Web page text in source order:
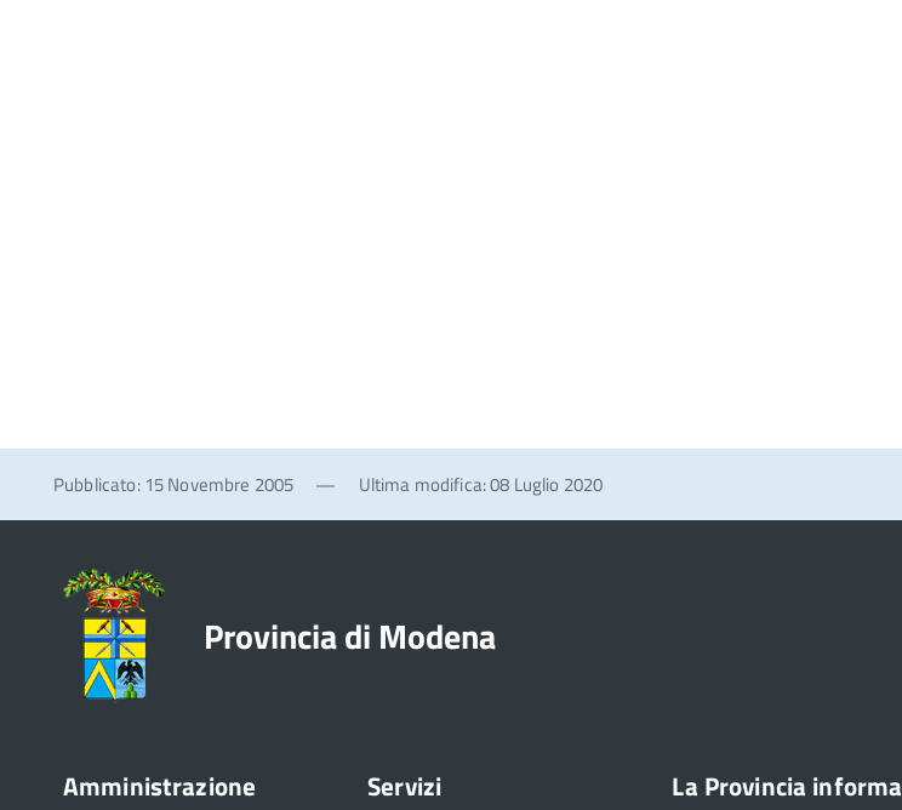
Pubblicato: 15 Novembre 2005 — Ultima modifica: 08 Luglio 2020
Provincia di Modena
Amministrazione Servizi La Provincia informa